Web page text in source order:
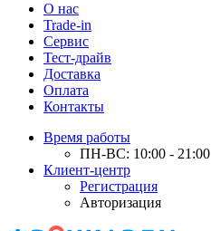
О нас
Trade-in
Сервис
Тест-драйв
Доставка
Оплата
Контакты
Время работы
ПН-ВС: 10:00 - 21:00
Клиент-центр
Регистрация
Авторизация